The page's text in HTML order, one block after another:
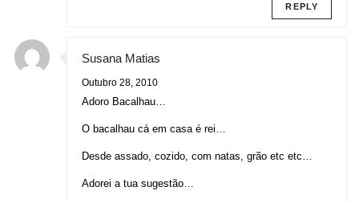
REPLY
Susana Matias
Outubro 28, 2010
Adoro Bacalhau…
O bacalhau cá em casa é rei…
Desde assado, cozido, com natas, grão etc etc…
Adorei a tua sugestão…